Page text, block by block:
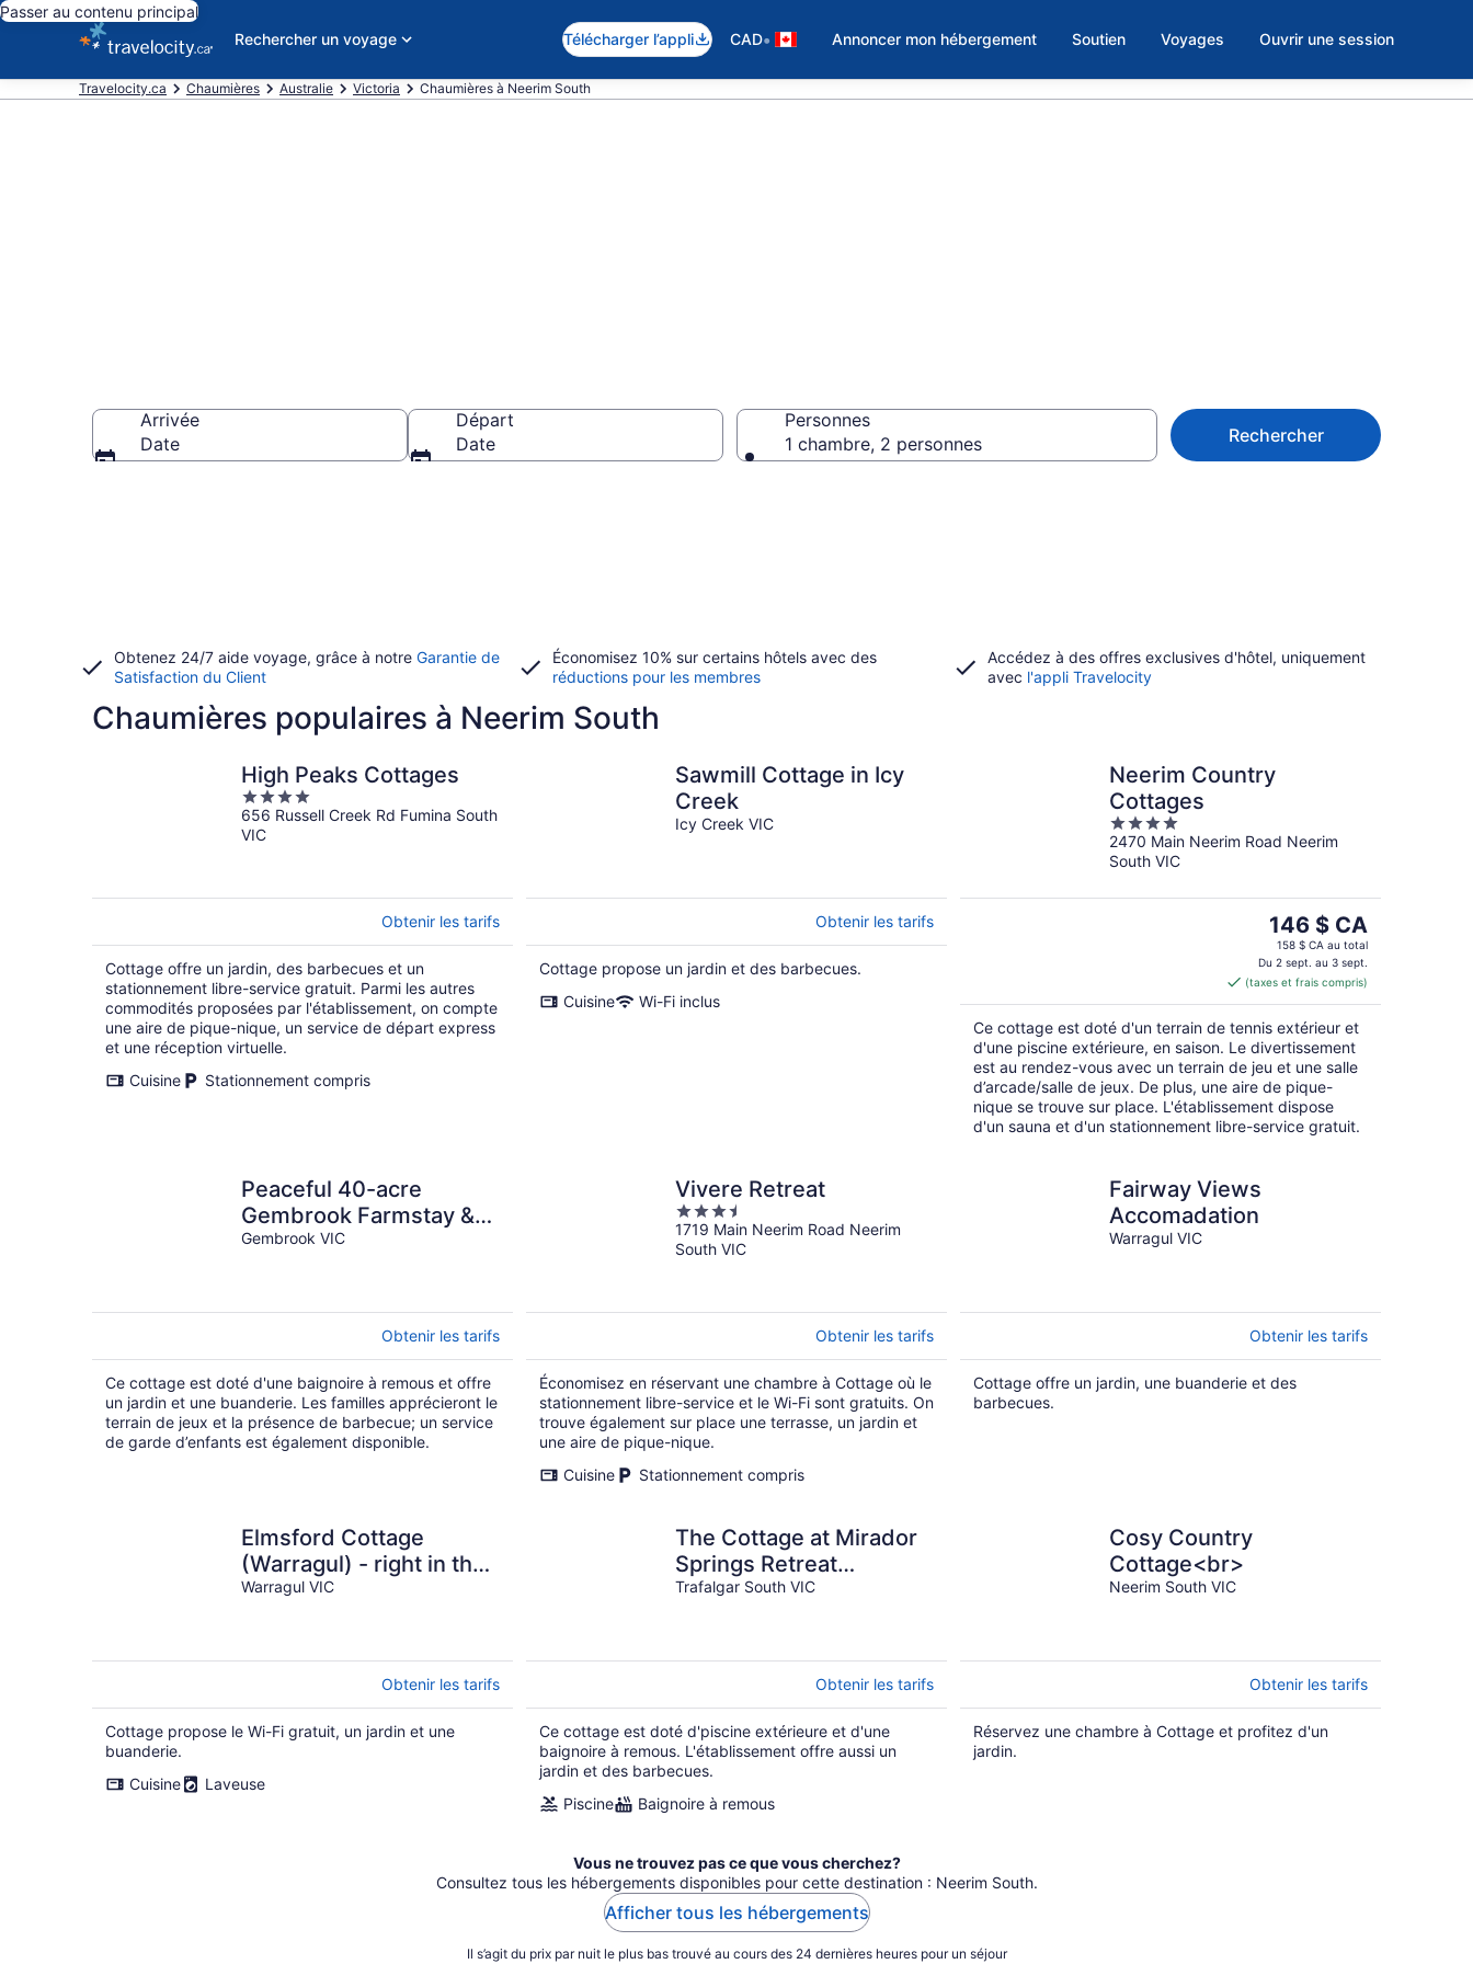
Passer au contenu principal
Rechercher un voyage
Télécharger l’appli CAD• Annoncer mon hébergement Soutien Voyages Ouvrir une session
Travelocity.ca Chaumières Australie Victoria Chaumières à Neerim South
Arrivée
Date
Départ
Date
Personnes
1 chambre, 2 personnes
Rechercher
Obtenez 24/7 aide voyage, grâce à notre Garantie de
Satisfaction du Client
Économisez 10% sur certains hôtels avec des
réductions pour les membres
Accédez à des offres exclusives d'hôtel, uniquement
avec l'appli Travelocity
Chaumières populaires à Neerim South
High Peaks Cottages
4
out
of
656 Russell Creek Rd Fumina South
VIC
Obtenir les tarifs
Cottage offre un jardin, des barbecues et un
stationnement libre-service gratuit. Parmi les autres
commodités proposées par l'établissement, on compte
une aire de pique-nique, un service de départ express
et une réception virtuelle.
Cuisine
Stationnement compris
Sawmill Cottage in Icy
Creek
Icy Creek VIC
Obtenir les tarifs
Cottage propose un jardin et des barbecues.
Cuisine
Wi-Fi inclus
Neerim Country
Cottages
4
out
of
2470 Main Neerim Road Neerim
South VIC
Le
prix
est
de 146 $ CA
par
nuit
146 $ CA
158 $ CA au total
Du 2 sept. au 3 sept.
(taxes et frais compris)
Ce cottage est doté d'un terrain de tennis extérieur et
d'une piscine extérieure, en saison. Le divertissement
est au rendez-vous avec un terrain de jeu et une salle
d’arcade/salle de jeux. De plus, une aire de pique-
nique se trouve sur place. L'établissement dispose
d'un sauna et d'un stationnement libre-service gratuit.
Peaceful 40-acre
Gembrook Farmstay &
Sanctuary - Help feed
Gembrook VIC
Obtenir les tarifs
Ce cottage est doté d'une baignoire à remous et offre
un jardin et une buanderie. Les familles apprécieront le
terrain de jeux et la présence de barbecue; un service
de garde d’enfants est également disponible.
Vivere Retreat
3.5
out
of
1719 Main Neerim Road Neerim
South VIC
Obtenir les tarifs
Économisez en réservant une chambre à Cottage où le
stationnement libre-service et le Wi-Fi sont gratuits. On
trouve également sur place une terrasse, un jardin et
une aire de pique-nique.
Cuisine
Stationnement compris
Fairway Views
Accomadation
Warragul VIC
Obtenir les tarifs
Cottage offre un jardin, une buanderie et des
barbecues.
Elmsford Cottage
(Warragul) - right in the
heart of Gippsland.
Warragul VIC
Obtenir les tarifs
Cottage propose le Wi-Fi gratuit, un jardin et une
buanderie.
Cuisine
Laveuse
The Cottage at Mirador
Springs Retreat
Gippsland -just 90 mins
Trafalgar South VIC
Obtenir les tarifs
Ce cottage est doté d'piscine extérieure et d'une
baignoire à remous. L'établissement offre aussi un
jardin et des barbecues.
Piscine
Baignoire à remous
Cosy Country
Cottage<br>
Neerim South VIC
Obtenir les tarifs
Réservez une chambre à Cottage et profitez d'un
jardin.
Vous ne trouvez pas ce que vous cherchez?
Consultez tous les hébergements disponibles pour cette destination : Neerim South.
Afficher tous les hébergements
Il s’agit du prix par nuit le plus bas trouvé au cours des 24 dernières heures pour un séjour